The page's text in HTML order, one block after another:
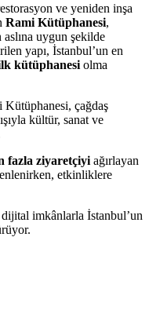
ve yeniden inşa
Rami Kütüphanesi,
aslına uygun şekilde
yapı, İstanbul’un en
kütüphanesi olma
Kütüphanesi, çağdaş
kültür, sanat ve
fazla ziyaretçiyi ağırlayan
etkinliklere
imkânlarla İstanbul’un